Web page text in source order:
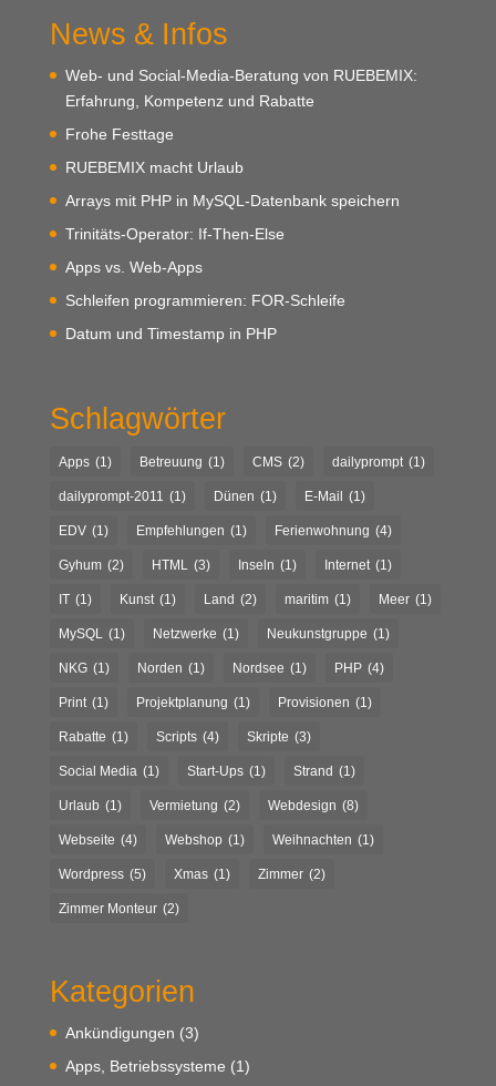
News & Infos
Web- und Social-Media-Beratung von RUEBEMIX:
Erfahrung, Kompetenz und Rabatte
Frohe Festtage
RUEBEMIX macht Urlaub
Arrays mit PHP in MySQL-Datenbank speichern
Trinitäts-Operator: If-Then-Else
Apps vs. Web-Apps
Schleifen programmieren: FOR-Schleife
Datum und Timestamp in PHP
Schlagwörter
Apps (1) Betreuung (1) CMS (2) dailyprompt (1)
dailyprompt-2011 (1) Dünen (1) E-Mail (1)
EDV (1) Empfehlungen (1) Ferienwohnung (4)
Gyhum (2) HTML (3) Inseln (1) Internet (1)
IT (1) Kunst (1) Land (2) maritim (1) Meer (1)
MySQL (1) Netzwerke (1) Neukunstgruppe (1)
NKG (1) Norden (1) Nordsee (1) PHP (4)
Print (1) Projektplanung (1) Provisionen (1)
Rabatte (1) Scripts (4) Skripte (3)
Social Media (1) Start-Ups (1) Strand (1)
Urlaub (1) Vermietung (2) Webdesign (8)
Webseite (4) Webshop (1) Weihnachten (1)
Wordpress (5) Xmas (1) Zimmer (2)
Zimmer Monteur (2)
Kategorien
Ankündigungen (3)
Apps, Betriebssysteme (1)